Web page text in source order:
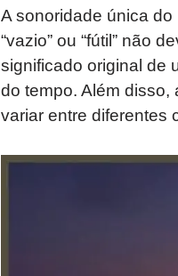
A sonoridade única
“vazio” ou “fútil” não
significado original de
do tempo. Além disso,
variar entre diferentes